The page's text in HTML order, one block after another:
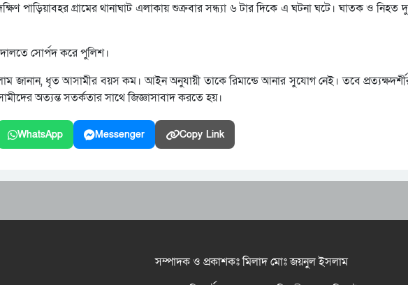
পাড়িয়াবহর গ্রামের থানাঘাট এলাকায় শুক্রবার সন্ধ্যা ৬ টার দিকে এ ঘটনা ঘটে। ঘাতক ও
সোর্পদ করে পুলিশ।
জানান, ধৃত আসামীর বয়স কম। আইন অনুযায়ী তাকে রিমান্ডে আনার সুযোগ নেই। তবে প্রত্যক্ষদর্শীর
অত্যন্ত সতর্কতার সাথে জিজ্ঞাসাবাদ করতে হয়।
WhatsApp Messenger Copy Link
সম্পাদক ও প্রকাশকঃ মিলাদ মোঃ জয়নুল ইসলাম